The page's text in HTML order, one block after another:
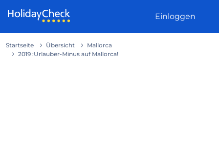
Einloggen
Startseite Übersicht
Mallorca
2019 :Urlauber-Minus auf Mallorca!